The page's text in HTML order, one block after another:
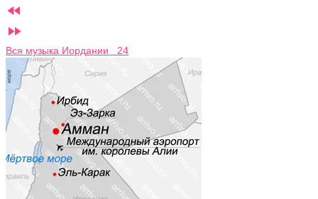


Вся музыка Иордании 24